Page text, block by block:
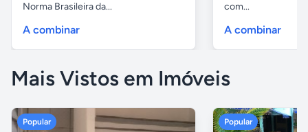
Norma Brasileira da...
A combinar
com...
A combinar
Mais Vistos em Imóveis
Popular Popular